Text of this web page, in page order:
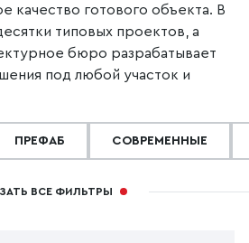
качество готового объекта. В
типовых проектов, а
бюро разрабатывает
под любой участок и
ПРЕФАБ СОВРЕМЕННЫЕ
ВСЕ ФИЛЬТРЫ